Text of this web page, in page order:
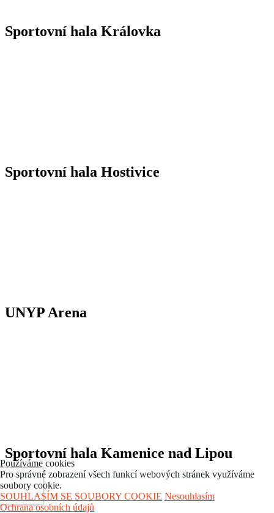
Sportovní hala Královka
Sportovní hala Hostivice
UNYP Arena
Sportovní hala Kamenice nad Lipou
Používáme cookies
Pro správné zobrazení všech funkcí webových stránek využíváme
soubory cookie.
SOUHLASÍM SE SOUBORY COOKIE Nesouhlasím
Ochrana osobních údajů